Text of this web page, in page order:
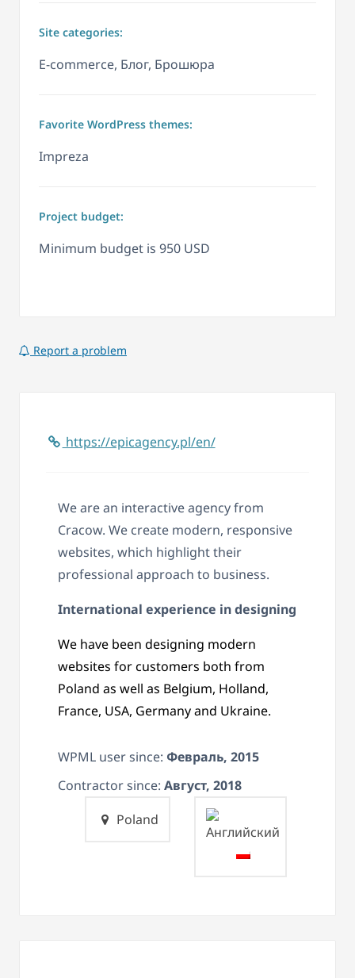
Site categories:
E-commerce, Блог, Брошюра
Favorite WordPress themes:
Impreza
Project budget:
Minimum budget is 950 USD
Report a problem
https://epicagency.pl/en/
We are an interactive agency from
Cracow. We create modern, responsive
websites, which highlight their
professional approach to business.
International experience in designing
We have been designing modern
websites for customers both from
Poland as well as Belgium, Holland,
France, USA, Germany and Ukraine.
WPML user since: Февраль, 2015
Contractor since: Август, 2018
Poland